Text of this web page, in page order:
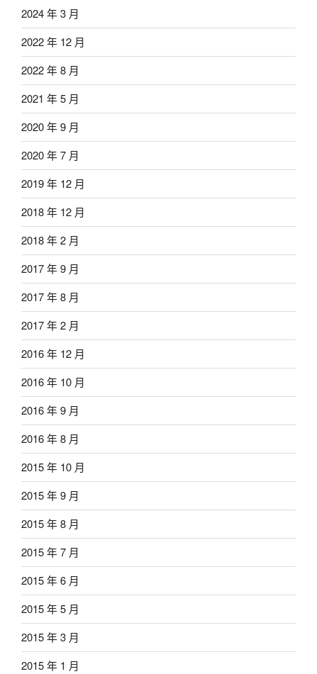
2024 年 3 月
2022 年 12 月
2022 年 8 月
2021 年 5 月
2020 年 9 月
2020 年 7 月
2019 年 12 月
2018 年 12 月
2018 年 2 月
2017 年 9 月
2017 年 8 月
2017 年 2 月
2016 年 12 月
2016 年 10 月
2016 年 9 月
2016 年 8 月
2015 年 10 月
2015 年 9 月
2015 年 8 月
2015 年 7 月
2015 年 6 月
2015 年 5 月
2015 年 3 月
2015 年 1 月